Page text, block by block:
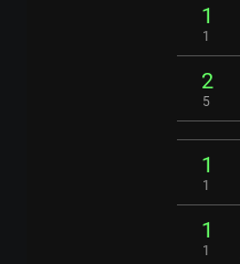
1
1
2
5
1
1
1
1